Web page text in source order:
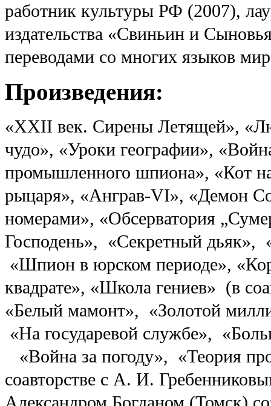
работник культуры РФ (2007),
издательства «Свиньин и
переводами со многих языков
Произведения:
«XXII век. Сирены Летящей»,
чудо», «Уроки географии»,
промышленного шпиона», «Кот
рыцаря», «Анграв-VI», «Демон
номерами», «Обсерватория
Господень», «Секретный дьяк»,
«Шпион в юрском периоде»,
квадрате», «Школа гениев» (в
«Белый мамонт», «Золотой
«На государевой службе»,
«Война за погоду», «Теория
соавторстве с А. И.